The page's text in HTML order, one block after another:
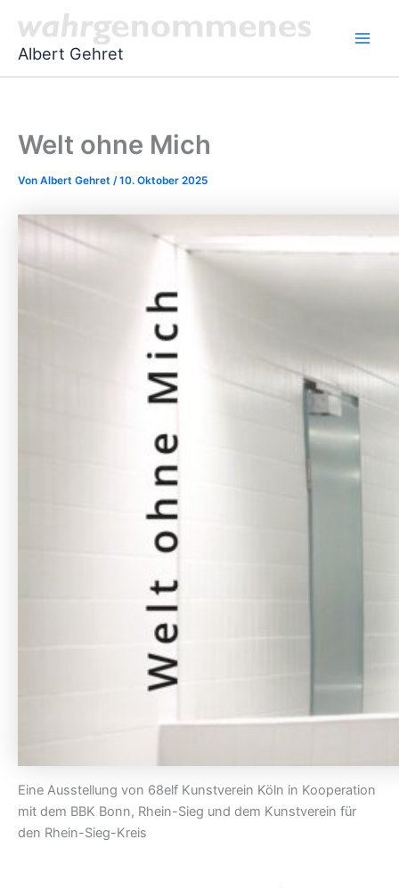
Inhalt
springen
Albert Gehret
Welt ohne Mich
Von Albert Gehret /10. Oktober 2025
Eine Ausstellung von 68elf Kunstverein Köln in Kooperation
mit dem BBK Bonn, Rhein-Sieg und dem Kunstverein für
den Rhein-Sieg-Kreis